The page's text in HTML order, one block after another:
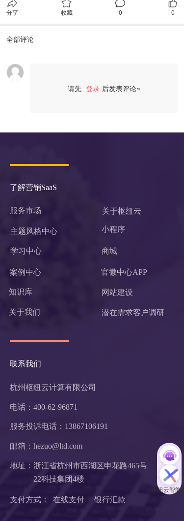
分享 收藏 0 0
全部评论
请先 登录 后发表评论~
了解营销SaaS
关于枢纽云
服务市场
主题风格中心 小程序
学习中心 商城
联系我们
杭州枢纽云计算有限公司
电话：400-62-96871
邮箱：hezuo@ltd.com
地址：浙江省杭州市西湖区申花路465号
支付方式：  在线支付     银行汇款
案例中心 官微中心APP
知识库 网站建设
关于我们
服务投诉电话： 13867106191
潜在需求客户调研
22科技集团4楼